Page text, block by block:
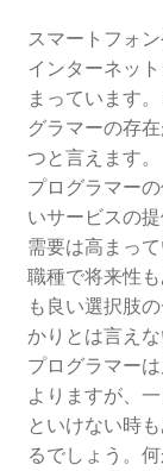
自己開発を行
フリーに転身
スマートフォ
インターネッ
まっています
グラマーの存
つと言えます。
プログラマー
いサービスの
需要は高まっ
職種で将来性
も良い選択肢
かりとは言え
プログラマー
よりますが、
といけない時
るでしょう。